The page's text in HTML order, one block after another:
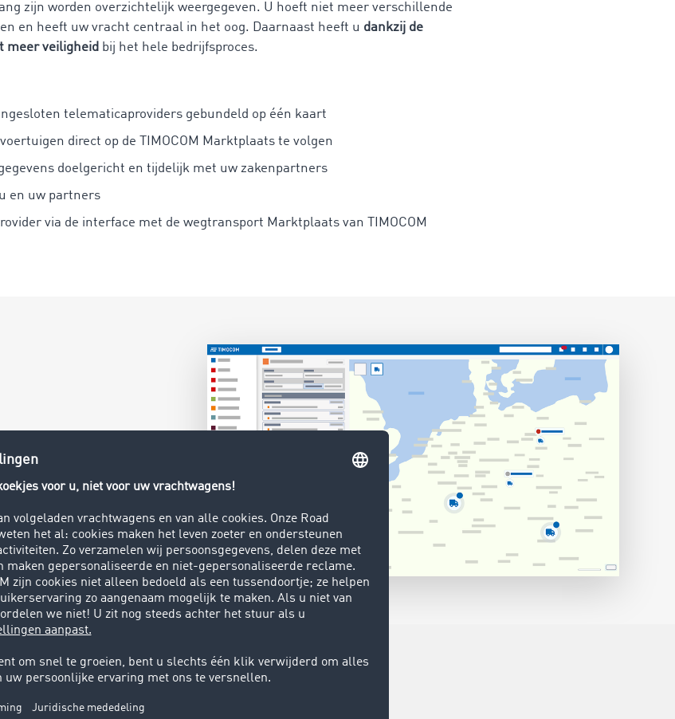
zijn worden overzichtelijk weergegeven. U hoeft niet meer verschillende
en heeft uw vracht centraal in het oog. Daarnaast heeft u dankzij de
meer veiligheid bij het hele bedrijfsproces.
telematicaproviders gebundeld op één kaart
direct op de TIMOCOM Marktplaats te volgen
doelgericht en tijdelijk met uw zakenpartners
en uw partners
via de interface met de wegtransport Marktplaats van TIMOCOM
de
ook